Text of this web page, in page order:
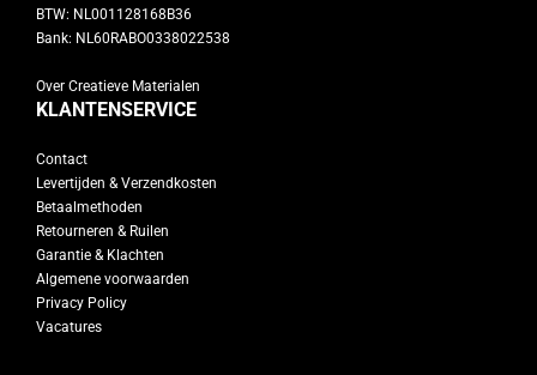
BTW: NL001128168B36
Bank: NL60RABO0338022538
Over Creatieve Materialen
KLANTENSERVICE
Contact
Levertijden & Verzendkosten
Betaalmethoden
Retourneren & Ruilen
Garantie & Klachten
Algemene voorwaarden
Privacy Policy
Vacatures